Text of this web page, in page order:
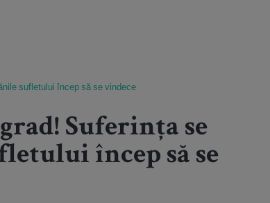
sufletului încep să se vindece
Suferința se
încep să se